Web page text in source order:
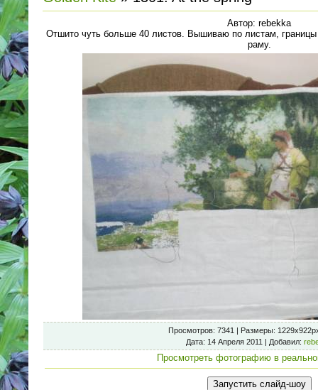
Автор: rebekka
Отшито чуть больше 40 листов. Вышиваю по листам, границы
раму.
Просмотров: 7341 | Размеры:
Дата: 14 Апреля 2011 | Добавил:
Просмотреть фотографию в